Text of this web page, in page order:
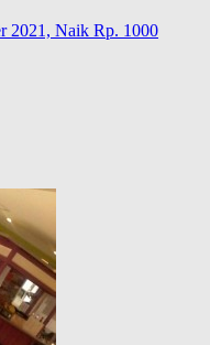
2021, Naik Rp. 1000